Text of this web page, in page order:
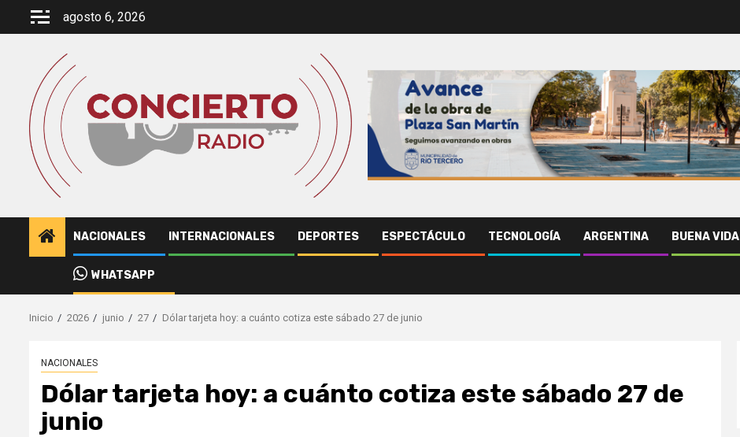
agosto 6, 2026
NACIONALES INTERNACIONALES DEPORTES ESPECTÁCULO TECNOLOGÍA ARGENTINA BUENA VIDA
WHATSAPP
Inicio 2026 junio 27 Dólar tarjeta hoy: a cuánto cotiza este sábado 27 de junio
NACIONALES
Dólar tarjeta hoy: a cuánto cotiza este sábado 27 de
junio